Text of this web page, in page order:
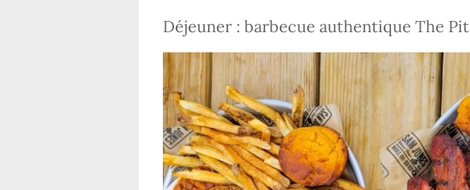
Déjeuner : barbecue authentique The Pit